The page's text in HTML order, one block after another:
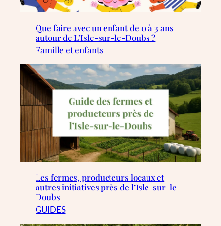
Que faire avec un enfant de 0 à 3 ans
autour de L’Isle-sur-le-Doubs ?
Famille et enfants
Les fermes, producteurs locaux et
autres initiatives près de l’Isle-sur-le-
Doubs
GUIDES